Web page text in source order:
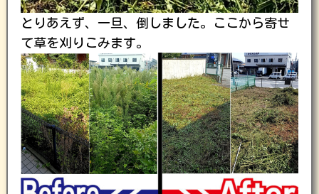
とりあえず、一旦、倒しました。ここから寄せ
て草を刈りこみます。